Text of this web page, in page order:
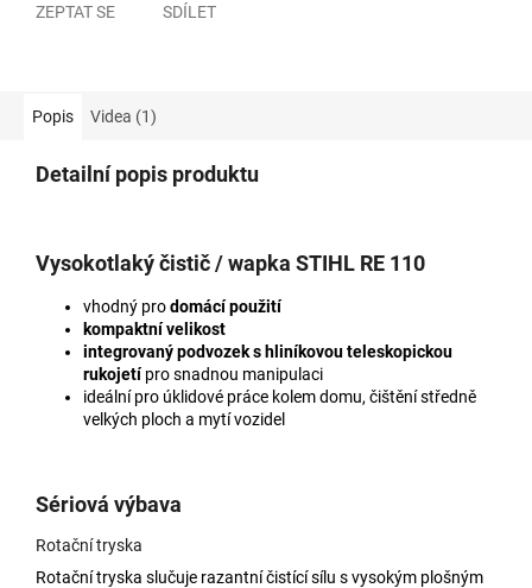
ZEPTAT SE SDÍLET
Popis Videa (1)
Detailní popis produktu
Vysokotlaký čistič / wapka STIHL RE 110
vhodný prodomácí použití
kompaktní velikost
integrovaný podvozek s hliníkovou teleskopickou
rukojetí pro snadnou manipulaci
ideální pro úklidové práce kolem domu, čištění středně
velkých ploch a mytí vozidel
Sériová výbava
Rotační tryska
Rotační tryska slučuje razantní čistící sílu s vysokým plošným